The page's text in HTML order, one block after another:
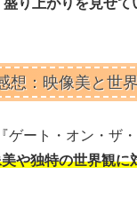
り上がりを見せて
想：映像美と世
ゲート・オン・ザ
や独特の世界観に